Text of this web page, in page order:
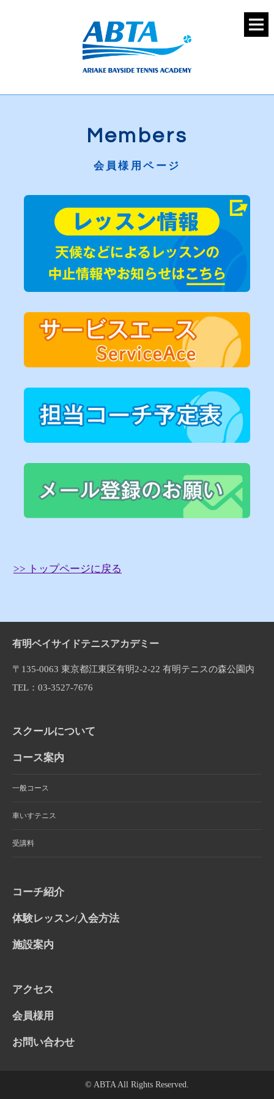
Members
会員様用ページ
>> トップページに戻る
有明ベイサイドテニスアカデミー
〒135-0063 東京都江東区有明2-2-22 有明テニスの森公園内
TEL：03-3527-7676
スクールについて
コース案内
一般コース
車いすテニス
受講料
コーチ紹介
体験レッスン/入会方法
施設案内
アクセス
会員様用
お問い合わせ
© ABTAAll Rights Reserved.